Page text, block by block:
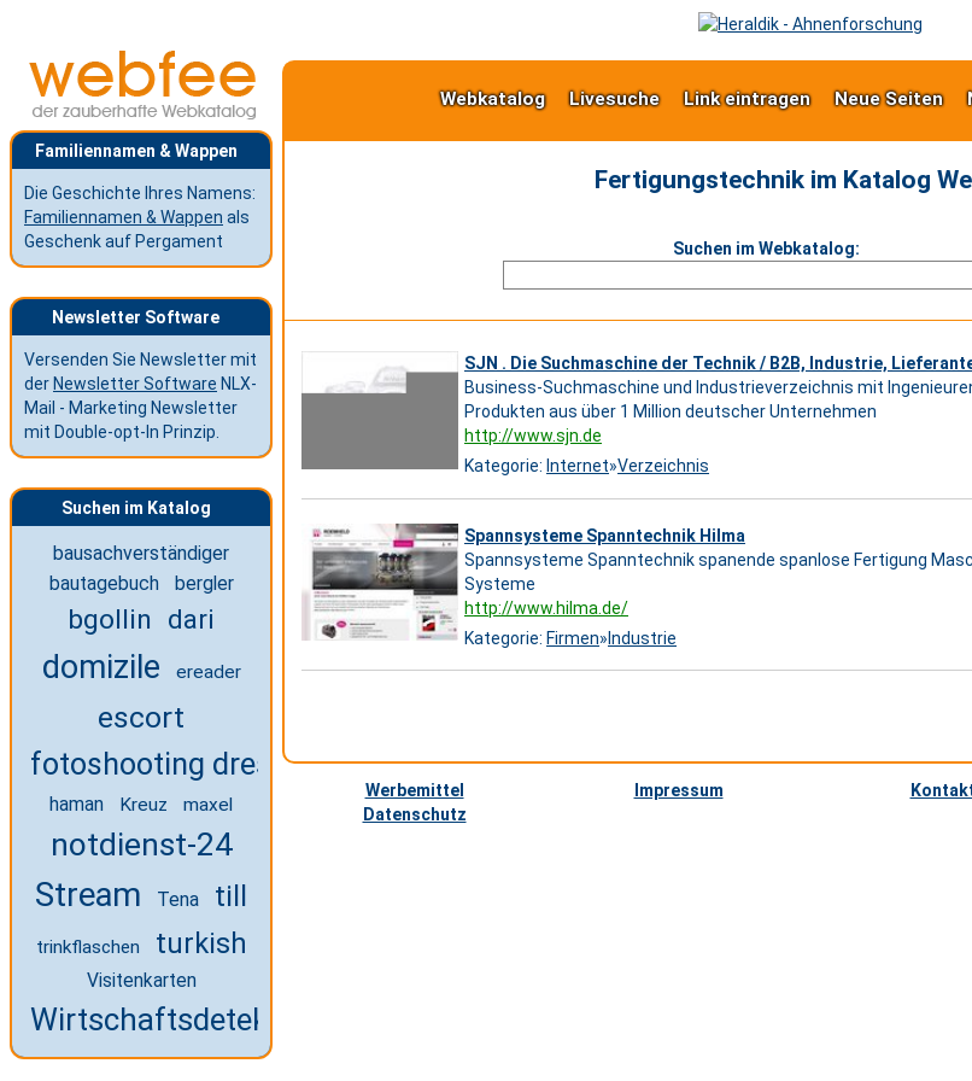
Familiennamen & Wappen
Die Geschichte Ihres Namens:
Familiennamen & Wappen als
Geschenk auf Pergament
Newsletter Software
Versenden Sie Newsletter mit
der Newsletter Software NLX-
Mail - Marketing Newsletter
mit Double-opt-In Prinzip.
Suchen im Katalog
bausachverständiger
bautagebuch
bergler
bgollin dari
domizile ereader
escort
fotoshooting dresden
haman Kreuz maxel
notdienst-24
Stream Tena till
trinkflaschen turkish
Visitenkarten
Wirtschaftsdetektei
Webkatalog Livesuche Link eintragen Neue Seiten
Fertigungstechnik im Katalog
Suchen im Webkatalog:
SJN . Die Suchmaschine der Technik / B2B, Industrie,
Business-Suchmaschine und Industrieverzeichnis mit
Produkten aus über 1 Million deutscher Unternehmen
http://www.sjn.de
Kategorie: Internet»Verzeichnis
Spannsysteme Spanntechnik Hilma
Spannsysteme Spanntechnik spanende spanlose Fertigung
Systeme
http://www.hilma.de/
Kategorie: Firmen»Industrie
Werbemittel Impressum
Datenschutz